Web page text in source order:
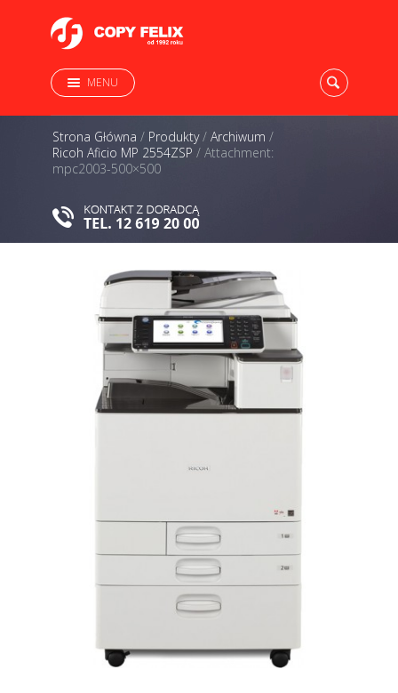
MENU
Strona Główna / Produkty/ Archiwum /
Ricoh Aficio MP 2554ZSP / Attachment:
mpc2003-500×500